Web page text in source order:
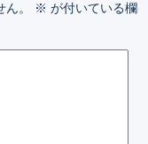
。 ※ が付いている欄